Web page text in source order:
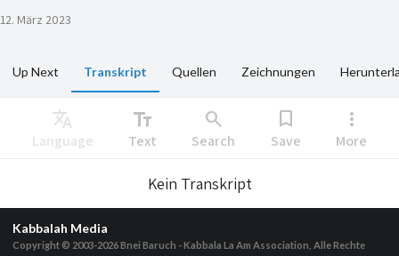
12. März 2023
Up Next Transkript Quellen Zeichnungen
Translate
Language
text_fields
Text
search
Search
bookmark
Save
more_vert
More
Kein Transkript
Kabbalah Media
Copyright © 2003-2026Bnei Baruch - Kabbala La Am Association, Alle Rechte